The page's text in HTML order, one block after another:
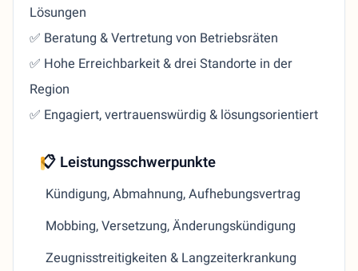
Lösungen
✅ Beratung & Vertretung von Betriebsräten
✅ Hohe Erreichbarkeit & drei Standorte in der
Region
✅ Engagiert, vertrauenswürdig & lösungsorientiert
📋 Leistungsschwerpunkte
Kündigung, Abmahnung, Aufhebungsvertrag
Mobbing, Versetzung, Änderungskündigung
Zeugnisstreitigkeiten & Langzeiterkrankung